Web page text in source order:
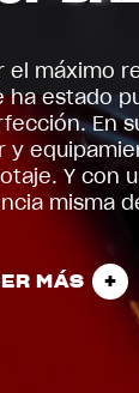
el máximo
ha estado
En
Y con
misma
MÁS